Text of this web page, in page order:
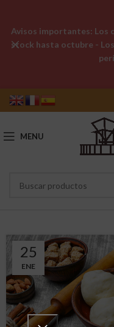
MENU
25
ENE
Avisos importantes: Los
stock hasta octubre -